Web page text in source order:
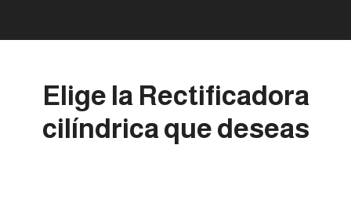
Elige la Rectificadora
cilíndrica que deseas